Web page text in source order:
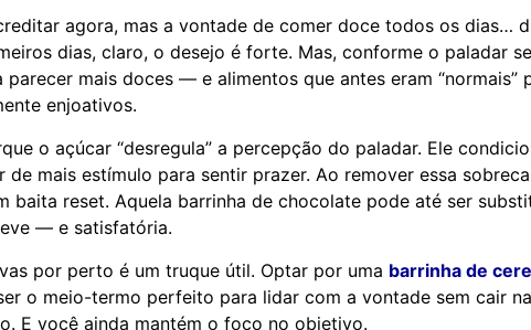
agora, mas a vontade de comer doce todos os dias…
dias, claro, o desejo é forte. Mas, conforme o paladar
mais doces — e alimentos que antes eram “normais”
enjoativos.
o açúcar “desregula” a percepção do paladar. Ele
de mais estímulo para sentir prazer. Ao remover essa
baita reset. Aquela barrinha de chocolate pode até ser
— e satisfatória.
por perto é um truque útil. Optar por uma barrinha de
o meio-termo perfeito para lidar com a vontade sem cair
E você ainda mantém o foco no objetivo.